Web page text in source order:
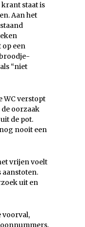
krant staat is
Aan het
op een
“niet
WC verstopt
oorzaak
de pot.
nooit een
vrijen voelt
aanstoten.
uit en
voorval,